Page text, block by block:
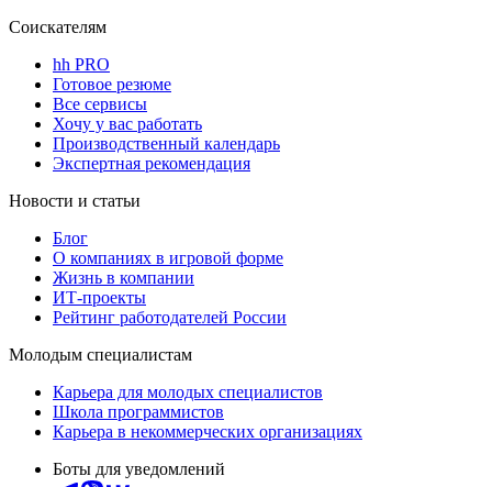
Соискателям
hh PRO
Готовое резюме
Все сервисы
Хочу у вас работать
Производственный календарь
Экспертная рекомендация
Новости и статьи
Блог
О компаниях в игровой форме
Жизнь в компании
ИТ-проекты
Рейтинг работодателей России
Молодым специалистам
Карьера для молодых специалистов
Школа программистов
Карьера в некоммерческих организациях
Боты для уведомлений